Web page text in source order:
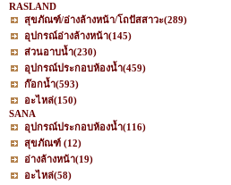
RASLAND
สุขภัณฑ์/อ่างล้างหน้า/โถปัสสาวะ(289)
อุปกรณ์อ่างล้างหน้า(145)
ส่วนอาบน้ำ(230)
อุปกรณ์ประกอบห้องน้ำ(459)
ก๊อกน้ำ(593)
อะไหล่(150)
SANA
อุปกรณ์ประกอบห้องน้ำ(116)
สุขภัณฑ์ (12)
อ่างล้างหน้า(19)
อะไหล่(58)